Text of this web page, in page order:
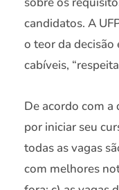
candidatos. A
o teor da decisão
cabíveis,
De acordo com a
por iniciar seu
todas as vagas
com melhores